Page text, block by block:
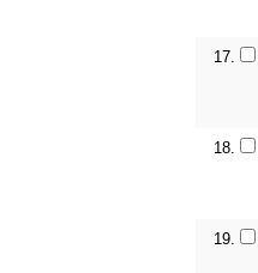
17.
18.
19.